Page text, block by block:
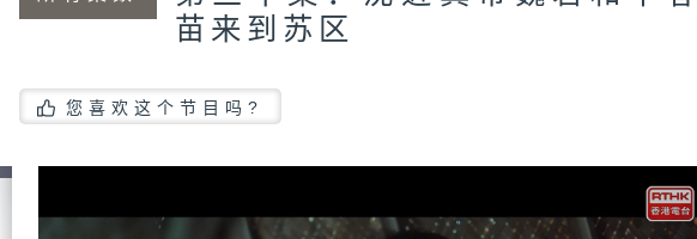
苗来到苏区
您喜欢这个节目吗?